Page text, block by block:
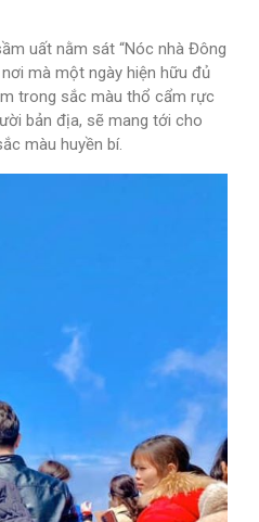
uất nằm sát “Nóc nhà Đông
mà một ngày hiện hữu đủ
trong sắc màu thổ cẩm rực
bản địa, sẽ mang tới cho
màu huyền bí.